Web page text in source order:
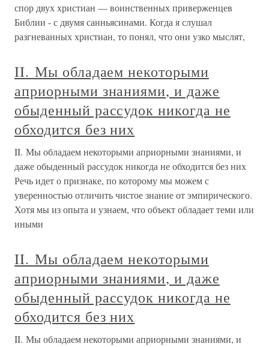
спор двух христиан — воинственных приверженцев
Библии - с двумя санньясинами. Когда я слушал
разгневанных христиан, то понял, что они узко мыслят,
II. Мы обладаем некоторыми
априорными знаниями, и даже
обыденный рассудок никогда не
обходится без них
II. Мы обладаем некоторыми априорными знаниями, и
даже обыденный рассудок никогда не обходится без них
Речь идет о признаке, по которому мы можем с
уверенностью отличить чистое знание от эмпирического.
Хотя мы из опыта и узнаем, что объект обладает теми или
иными
II. Мы обладаем некоторыми
априорными знаниями, и даже
обыденный рассудок никогда не
обходится без них
II. Мы обладаем некоторыми априорными знаниями, и